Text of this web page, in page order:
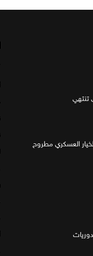
العسكري مطروح